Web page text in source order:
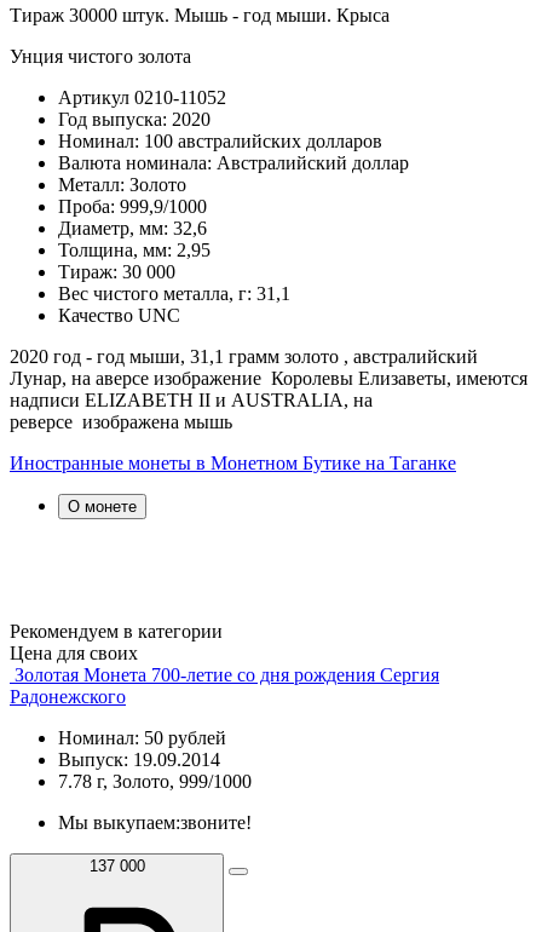
Тираж 30000 штук. Мышь - год мыши. Крыса
Унция чистого золота
Артикул 0210-11052
Год выпуска: 2020
Номинал: 100 австралийских долларов
Валюта номинала: Австралийский доллар
Металл: Золото
Проба: 999,9/1000
Диаметр, мм: 32,6
Толщина, мм: 2,95
Тираж: 30 000
Вес чистого металла, г: 31,1
Качество UNC
2020 год - год мыши, 31,1 грамм золото , австралийский
Лунар, на аверсе изображение Королевы Елизаветы, имеются
надписи ELIZABETH II и AUSTRALIA, на
реверсе изображена мышь
Иностранные монеты в Монетном Бутике на Таганке
О монете
Рекомендуем в категории
Цена для своих
Золотая Монета 700-летие со дня рождения Сергия
Радонежского
Номинал: 50 рублей
Выпуск: 19.09.2014
7.78 г, Золото, 999/1000
Мы выкупаем:звоните!
137 000